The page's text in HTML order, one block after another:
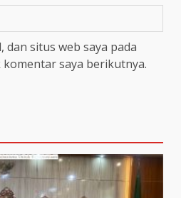
dan situs web saya pada
saya berikutnya.